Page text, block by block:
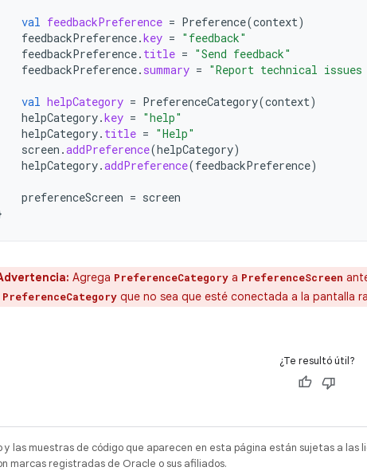
val feedbackPreference = Preference(context)
feedbackPreference.key = "feedback"
feedbackPreference. title = "Send feedback"
feedbackPreference. summary = "Report technical issues
val helpCategory = PreferenceCategory(context)
helpCategory.key = "help"
helpCategory. title = "Help"
screen .addPreference(helpCategory)
helpCategory.addPreference(feedbackPreference)
preferenceScreen = screen
Agrega PreferenceCategory a PreferenceScreen
PreferenceCategory que no sea que esté conectada a la pantalla
¿Te resultó útil?
y las muestras de código que aparecen en esta página están sujetas a las
marcas registradas de Oracle o sus afiliados.